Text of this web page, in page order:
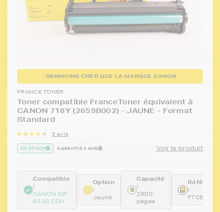
-58%MOINS CHER QUE LA MARQUE CANON
FRANCE TONER
Toner compatible FranceToner équivalent à
CANON 718Y (2659B002) - JAUNE - Format
Standard
3 avis
EN STOCK GARANTIE 2 ANS Voir le produit
Compatible
:
CANON MF
8330 CDN
Option
:
Jaune
Capacité
:
2900
pages
: